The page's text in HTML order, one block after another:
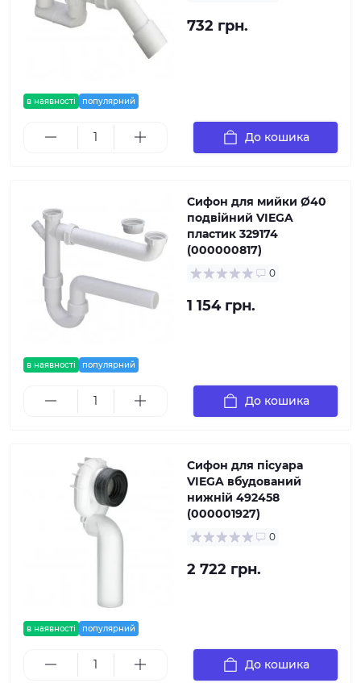
в наявності популярний
732 грн.
До кошика
в наявності популярний
Сифон для мийки Ø40
подвiйний VIEGA
пластик 329174
(000000817)
0
1 154 грн.
До кошика
в наявності популярний
Сифон для пісуара
VIEGA вбудований
нижній 492458
(000001927)
0
2 722 грн.
До кошика